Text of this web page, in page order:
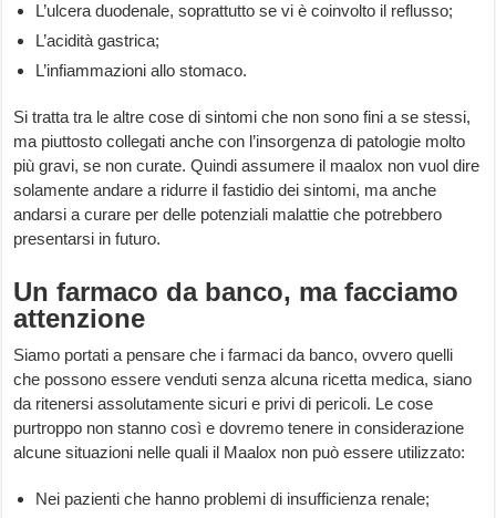
L’ulcera duodenale, soprattutto se vi è coinvolto il reflusso;
L’acidità gastrica;
L’infiammazioni allo stomaco.
Si tratta tra le altre cose di sintomi che non sono fini a se stessi,
ma piuttosto collegati anche con l’insorgenza di patologie molto
più gravi, se non curate. Quindi assumere il maalox non vuol dire
solamente andare a ridurre il fastidio dei sintomi, ma anche
andarsi a curare per delle potenziali malattie che potrebbero
presentarsi in futuro.
Un farmaco da banco, ma facciamo
attenzione
Siamo portati a pensare che i farmaci da banco, ovvero quelli
che possono essere venduti senza alcuna ricetta medica, siano
da ritenersi assolutamente sicuri e privi di pericoli. Le cose
purtroppo non stanno così e dovremo tenere in considerazione
alcune situazioni nelle quali il Maalox non può essere utilizzato:
Nei pazienti che hanno problemi di insufficienza renale;